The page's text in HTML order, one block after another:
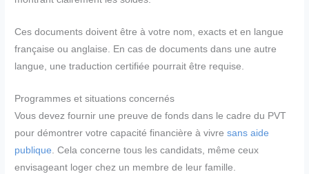
Ces documents doivent être à votre nom, exacts et en langue
française ou anglaise. En cas de documents dans une autre
langue, une traduction certifiée pourrait être requise.
Programmes et situations concernés
Vous devez fournir une preuve de fonds dans le cadre du PVT
pour démontrer votre capacité financière à vivresans aide
publique. Cela concerne tous les candidats, même ceux
envisageant loger chez un membre de leur famille.